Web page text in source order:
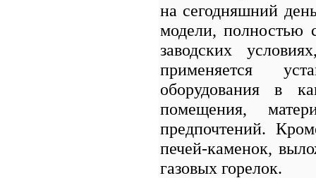
на сегодняшний
модели, полностью
заводских
применяется
оборудования в
помещения,
предпочтений.
печей-каменок,
газовых горелок.